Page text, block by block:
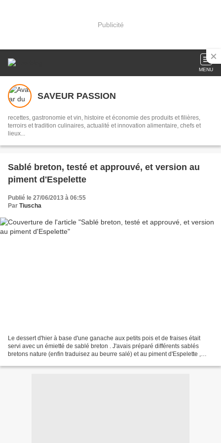
Publicité
MENU
SAVEUR PASSION
recettes, gastronomie et vin, histoire et économie des produits et filières,
terroirs et tradition culinaires, actualité et innovation alimentaire, chefs et
lieux...
Sablé breton, testé et approuvé, et version au
piment d'Espelette
Publié le 27/06/2013 à 06:55
Par Tiuscha
Le dessert d'hier à base d'une ganache aux petits pois et de fraises était
servi avec un émietté de sablé breton . J'avais préparé différents sablés
bretons nature (enfin traduisez au beurre salé) et au piment d'Espelette ,